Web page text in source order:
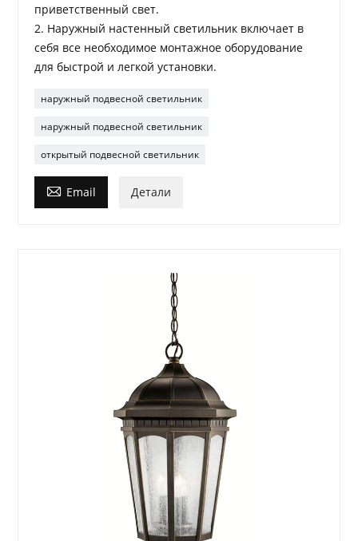
приветственный свет.
2. Наружный настенный светильник включает в
себя все необходимое монтажное оборудование
для быстрой и легкой установки.
наружный подвесной светильник
наружный подвесной светильник
открытый подвесной светильник
 Email Детали